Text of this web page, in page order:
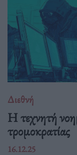
Διεθνή
Η τεχνητή
τρομοκρατίας
16.12.25